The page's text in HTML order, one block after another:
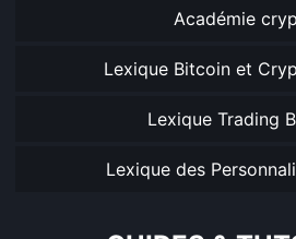
Académie
Lexique Bitcoin et
Lexique Trading
Lexique des